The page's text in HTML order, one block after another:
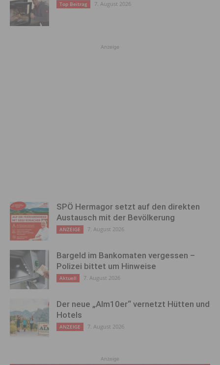
Top Beitrag 7. August 2026
Anzeige
SPÖ Hermagor setzt auf den direkten
Austausch mit der Bevölkerung
ANZEIGE 7. August 2026
Bargeld im Bankomaten vergessen –
Polizei bittet um Hinweise
Aktuell 7. August 2026
Der neue „Alm10er“ vernetzt Hütten und
Hotels
ANZEIGE 7. August 2026
Anzeige